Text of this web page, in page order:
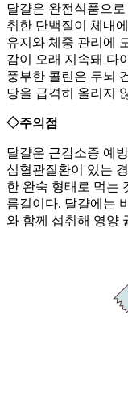
달걀은 완전식품으
취한 단백질이 체내
유지와 체중 관리에
감이 오래 지속돼 다
풍부한 콜린은 두뇌
당을 급격히 올리지
◇주의점
달걀은 근감소증 예
심혈관질환이 있는
한 완숙 형태로 먹는
름길이다. 달걀에는
와 함께 섭취해 영양